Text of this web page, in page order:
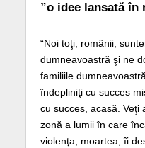
”o idee lansată în
“Noi toţi, românii,
dumneavoastră şi ne
familiile
îndepliniţi cu succes
cu succes, acasă. Veţi
zonă a lumii în care
violenţa, moartea, îi